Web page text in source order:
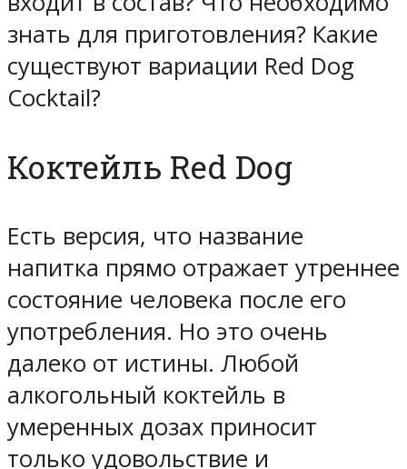
знать для приготовления? Какие
существуют вариации Red Dog
Cocktail?
Коктейль Red Dog
Есть версия, что название
напитка прямо отражает утреннее
состояние человека после его
употребления. Но это очень
далеко от истины. Любой
алкогольный коктейль в
умеренных дозах приносит
только удовольствие и